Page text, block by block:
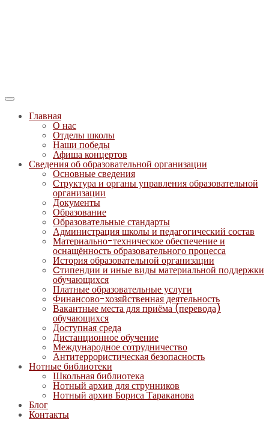
Главная
О нас
Отделы школы
Наши победы
Афиша концертов
Сведения об образовательной организации
Основные сведения
Структура и органы управления образовательной
организации
Документы
Образование
Образовательные стандарты
Администрация школы и педагогический состав
Материально-техническое обеспечение и
оснащённость образовательного процесса
История образовательной организации
Cтипендии и иные виды материальной поддержки
обучающихся
Платные образовательные услуги
Финансово-хозяйственная деятельность
Вакантные места для приёма (перевода)
обучающихся
Доступная среда
Дистанционное обучение
Международное сотрудничество
Антитеррористическая безопасность
Нотные библиотеки
Школьная библиотека
Нотный архив для струнников
Нотный архив Бориса Тараканова
Блог
Контакты